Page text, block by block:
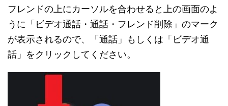
フレンドの上にカーソルを合わせると上の画面のよ
うに「ビデオ通話・通話・フレンド削除」のマーク
が表示されるので、「通話」もしくは「ビデオ通
話」をクリックしてください。